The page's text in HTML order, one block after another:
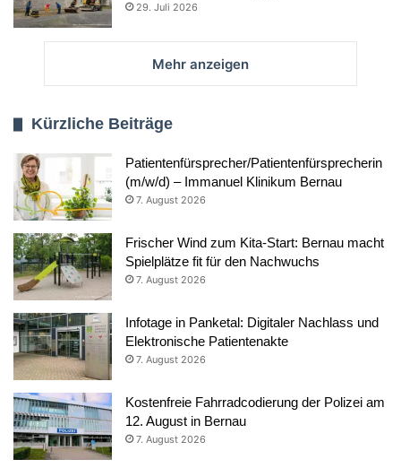
29. Juli 2026
Mehr anzeigen
Kürzliche Beiträge
Patientenfürsprecher/Patientenfürsprecherin
(m/w/d) – Immanuel Klinikum Bernau
7. August 2026
Frischer Wind zum Kita-Start: Bernau macht
Spielplätze fit für den Nachwuchs
7. August 2026
Infotage in Panketal: Digitaler Nachlass und
Elektronische Patientenakte
7. August 2026
Kostenfreie Fahrradcodierung der Polizei am
12. August in Bernau
7. August 2026